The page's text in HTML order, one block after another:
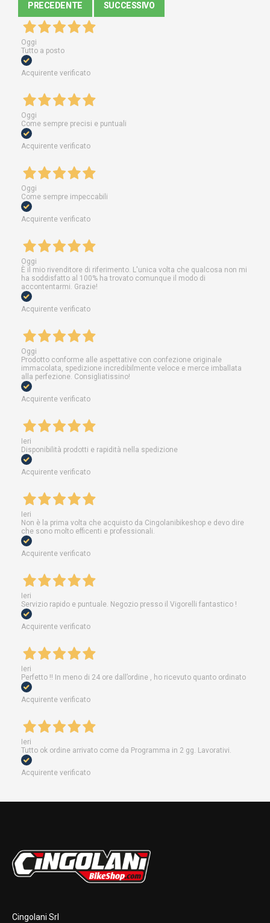
PRECEDENTE SUCCESSIVO
Oggi
Tutto a posto
Acquirente verificato
Oggi
Come sempre precisi e puntuali
Acquirente verificato
Oggi
Come sempre impeccabili
Acquirente verificato
Oggi
È il mio rivenditore di riferimento. L'unica volta che qualcosa non mi
ha soddisfatto al 100% ha trovato comunque il modo di
accontentarmi. Grazie!
Acquirente verificato
Oggi
Prodotto conforme alle aspettative con confezione originale
immacolata, spedizione incredibilmente veloce e merce imballata
alla perfezione. Consigliatissino!
Acquirente verificato
Ieri
Disponibilità prodotti e rapidità nella spedizione
Acquirente verificato
Ieri
Non è la prima volta che acquisto da Cingolanibikeshop e devo dire
che sono molto efficenti e professionali.
Acquirente verificato
Ieri
Servizio rapido e puntuale. Negozio presso il Vigorelli fantastico !
Acquirente verificato
Ieri
Perfetto !! In meno di 24 ore dall’ordine , ho ricevuto quanto ordinato
Acquirente verificato
Ieri
Tutto ok ordine arrivato come da Programma in 2 gg. Lavorativi.
Acquirente verificato
Cingolani Srl